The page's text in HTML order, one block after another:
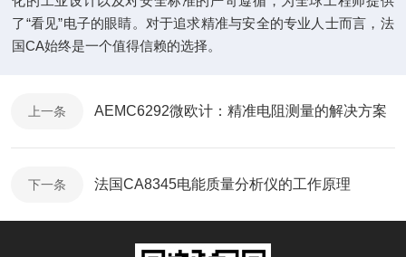
了“看见”电子的眼睛。对于追求精准与安全的专业人士而言，法
国CA始终是一个值得信赖的选择。
上一条 AEMC6292微欧计：精准电阻测量的解决方案
下一条 法国CA8345电能质量分析仪的工作原理